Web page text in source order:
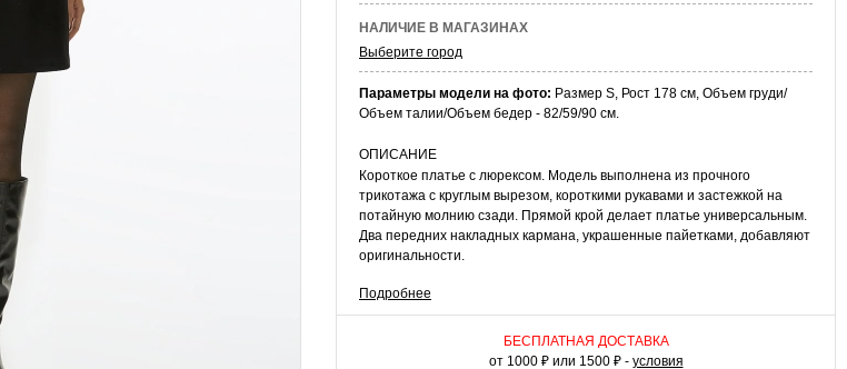
НАЛИЧИЕ В МАГАЗИНАХ
Выберите город
Параметры модели на фото: Размер S, Рост 178 см, Объем груди/
Объем талии/Объем бедер - 82/59/90 см.
ОПИСАНИЕ
Короткое платье с люрексом. Модель выполнена из прочного
трикотажа с круглым вырезом, короткими рукавами и застежкой на
потайную молнию сзади. Прямой крой делает платье универсальным.
Два передних накладных кармана, украшенные пайетками, добавляют
оригинальности.
КАК НОСИТЬ
Сочетайте это платье с босоножками на каблуке для вечернего выхода
или с высокими сапогами для женственного прогулочного образа.
Комбинируйте платье с атласной накидкой и блестящими
Подробнее
БЕСПЛАТНАЯ ДОСТАВКА
от 1000 ₽ или 1500 ₽ - условия